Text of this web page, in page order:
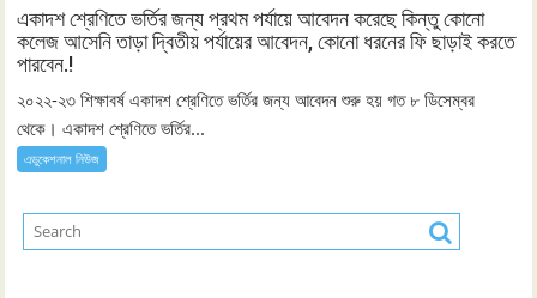
একাদশ শ্রেণিতে ভর্তির জন্য প্রথম পর্যায়ে আবেদন করেছে কিন্তু কোনো
কলেজ আসেনি তাড়া দ্বিতীয় পর্যায়ের আবেদন, কোনো ধরনের ফি ছাড়াই করতে
পারবেন.!
২০২২-২৩ শিক্ষাবর্ষ একাদশ শ্রেণিতে ভর্তির জন্য আবেদন শুরু হয় গত ৮ ডিসেম্বর
থেকে। একাদশ শ্রেণিতে ভর্তির...
এডুকেশনাল নিউজ